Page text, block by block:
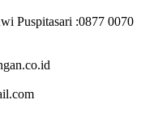
Puspitasari :0877 0070